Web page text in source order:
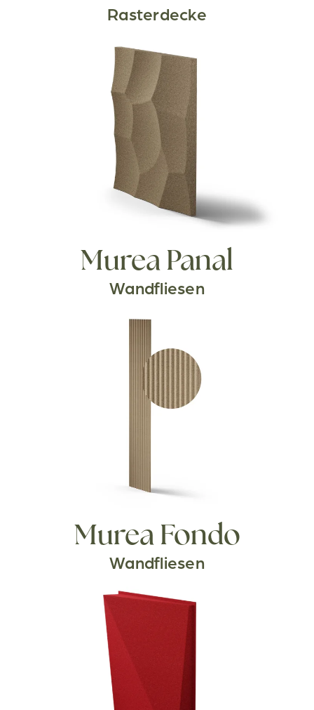
Rasterdecke
Murea Panal
Wandfliesen
Murea Fondo
Wandfliesen